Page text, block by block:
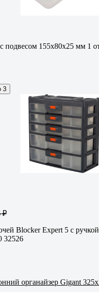
подвесом 155x80x25 мм 1
3
₽
Blocker Expert 5 с
32526